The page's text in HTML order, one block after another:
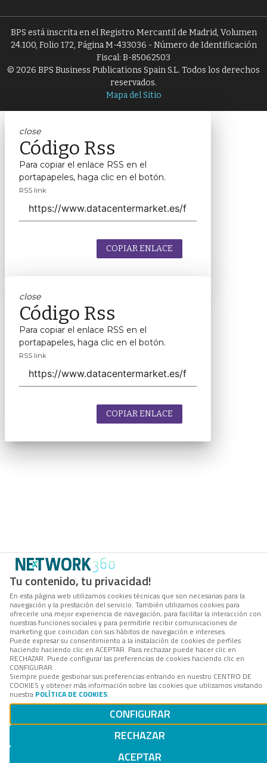
Tu contenido, tu privacidad!
En esta página web utilizamos cookies técnicas que son necesarias para la
navegación y la prestación del servicio. También utilizamos cookies para
ofrecerle una mejor experiencia de navegación, para facilitar la interacción con
nuestras funciones sociales y para permitirle recibir comunicaciones de
marketing que coincidan con sus hábitos de navegación e intereses.
Puede expresar su consentimiento a la instalación de cookies de perfiles
haciendo haciendo clic en ACEPTAR. Para rechazar puede hacer clic en
RECHAZAR. Puede configurar las preferencias de cookies haciendo clic en
CONFIGURAR.
Siempre puede gestionar sus preferencias entrando en nuestro CENTRO DE
COOKIES y obtener más información sobre las cookies que utilizamos visitando
nuestra POLÍTICA DE COOKIES.
CONFIGURAR
RECHAZAR
ACEPTAR
BPS está inscrita en el Registro Mercantil de Madrid, Volumen
24.100, Folio 172, Página M-433036 - Número de Identificación
Fiscal: B-85062503
© 2026 BPS Business Publications Spain S.L. Todos los derechos
reservados.
Mapa del Sitio
close
Código Rss
Para copiar el enlace RSS en el
portapapeles, haga clic en el botón.
RSS link
COPIAR ENLACE
close
Código Rss
Para copiar el enlace RSS en el
portapapeles, haga clic en el botón.
RSS link
COPIAR ENLACE